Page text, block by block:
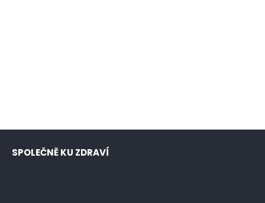
SPOLEČNĚ KU ZDRAVÍ